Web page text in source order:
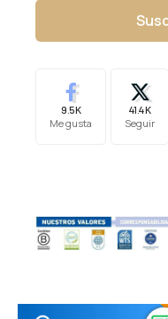
9.5K
Me gusta
41.4K
Seguir